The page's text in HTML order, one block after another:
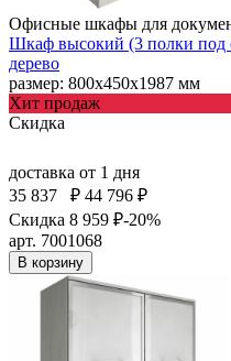
Офисные шкафы для
Шкаф высокий (3 полки под
дерево
размер: 800х450х1987 мм
Хит продаж
Скидка
доставка от 1 дня
35 837
₽ 44 796 ₽
Скидка 8 959 ₽-20%
арт. 7001068
В корзину